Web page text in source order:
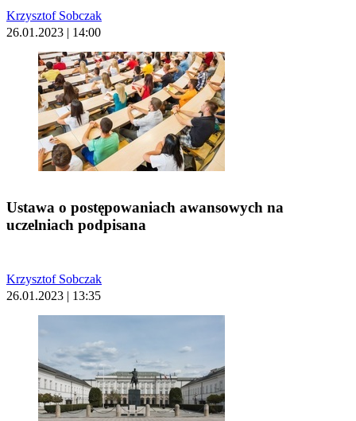
Krzysztof Sobczak
26.01.2023 | 14:00
Ustawa o postępowaniach awansowych na
uczelniach podpisana
Krzysztof Sobczak
26.01.2023 | 13:35